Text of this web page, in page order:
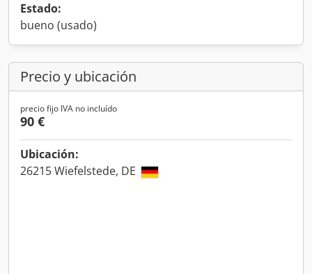
Estado:
bueno (usado)
Precio y ubicación
precio fijo IVA no incluído
90 €
Ubicación:
26215 Wiefelstede, DE